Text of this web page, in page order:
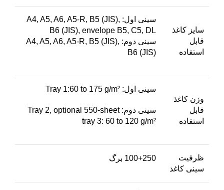
سایز کاغذ
قابل
استفاده
سینی اول: A4, A5, A6, A5-R, B5 (JIS),
B6 (JIS), envelope B5, C5, DL
سینی دوم: A4, A5, A6, A5-R, B5 (JIS),
B6 (JIS)
وزن کاغذ
قابل
استفاده
سینی اول: Tray 1:60 to 175 g/m²
سینی دوم: Tray 2, optional 550-sheet
tray 3: 60 to 120 g/m²
ظرفیت
سینی کاغذ
100+250 برگ